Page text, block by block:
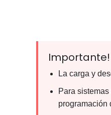
Importante!
La carga y
Para
programación